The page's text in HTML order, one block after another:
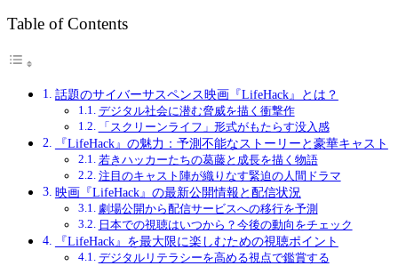
Table of Contents
話題のサイバーサスペンス映画『LifeHack』とは？
デジタル社会に潜む脅威を描く衝撃作
「スクリーンライフ」形式がもたらす没入感
『LifeHack』の魅力：予測不能なストーリーと豪華キャスト
若きハッカーたちの葛藤と成長を描く物語
注目のキャスト陣が織りなす緊迫の人間ドラマ
映画『LifeHack』の最新公開情報と配信状況
劇場公開から配信サービスへの移行を予測
日本での視聴はいつから？今後の動向をチェック
『LifeHack』を最大限に楽しむための視聴ポイント
デジタルリテラシーを高める視点で鑑賞する